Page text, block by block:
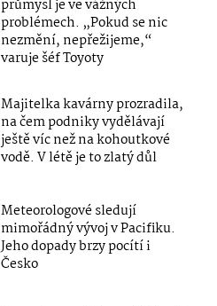
průmysl je ve vážných
problémech. „Pokud se nic
nezmění, nepřežijeme,“
varuje šéf Toyoty
Majitelka kavárny prozradila,
na čem podniky vydělávají
ještě víc než na kohoutkové
vodě. V létě je to zlatý důl
Meteorologové sledují
mimořádný vývoj v Pacifiku.
Jeho dopady brzy pocítí i
Česko